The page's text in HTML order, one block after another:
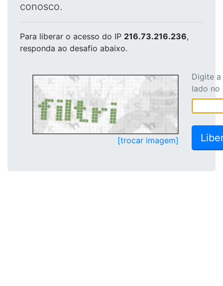
conosco.
Para liberar o acesso do IP 216.73.216.236,
responda ao desafio abaixo.
[trocar imagem]
Digite
lado no